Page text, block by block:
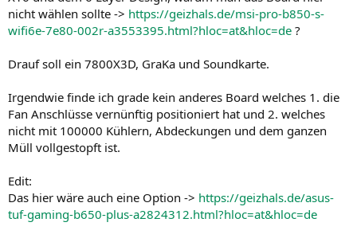
nicht wählen sollte -> https://geizhals.de/msi-pro-b850-s-
wifi6e-7e80-002r-a3553395.html?hloc=at&hloc=de ?
Drauf soll ein 7800X3D, GraKa und Soundkarte.
Irgendwie finde ich grade kein anderes Board welches 1. die
Fan Anschlüsse vernünftig positioniert hat und 2. welches
nicht mit 100000 Kühlern, Abdeckungen und dem ganzen
Müll vollgestopft ist.
Edit:
Das hier wäre auch eine Option -> https://geizhals.de/asus-
tuf-gaming-b650-plus-a2824312.html?hloc=at&hloc=de